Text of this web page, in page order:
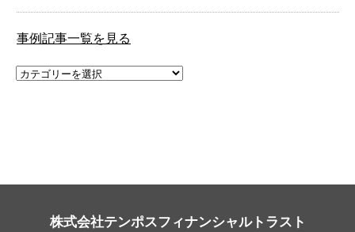
事例記事一覧を見る
株式会社テンポスフィナンシャルトラスト